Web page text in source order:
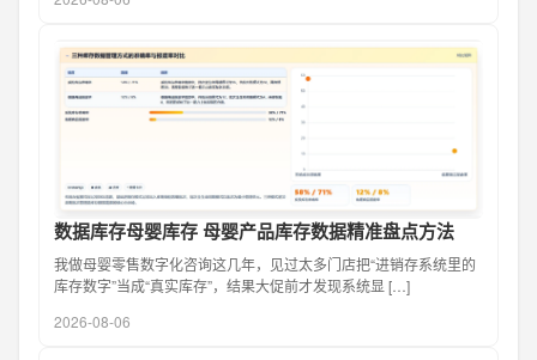
数据库存母婴库存 母婴产品库存数据精准盘点方法
我做母婴零售数字化咨询这几年，见过太多门店把“进销存系统里的
库存数字”当成“真实库存”，结果大促前才发现系统显 […]
2026-08-06